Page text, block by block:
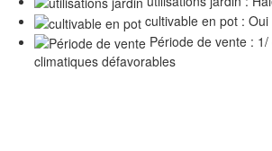
cultivable en pot : Oui
Période de vente : 1/
climatiques défavorables